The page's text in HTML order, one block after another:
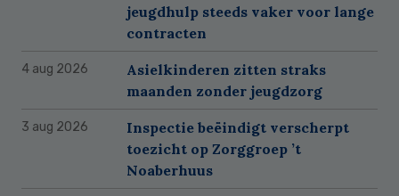
jeugdhulp steeds vaker voor lange
contracten
4 aug 2026
Asielkinderen zitten straks
maanden zonder jeugdzorg
3 aug 2026
Inspectie beëindigt verscherpt
toezicht op Zorggroep ’t
Noaberhuus